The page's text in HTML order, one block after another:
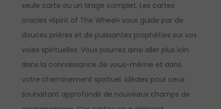
seule carte ou un tirage complet, Les cartes
oracles «Spirit of The Wheel» vous guide par de
douces prières et de puissantes prophéties sur vos
voies spirituelles. Vous pourrez ainsi aller plus loin
dans la connaissance de vous-même et dans
votre cheminement spirituel. Idéales pour ceux
souhaitant approfondir de nouveaux champs de